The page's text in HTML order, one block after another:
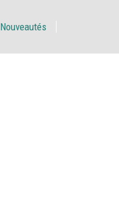
Nouveautés